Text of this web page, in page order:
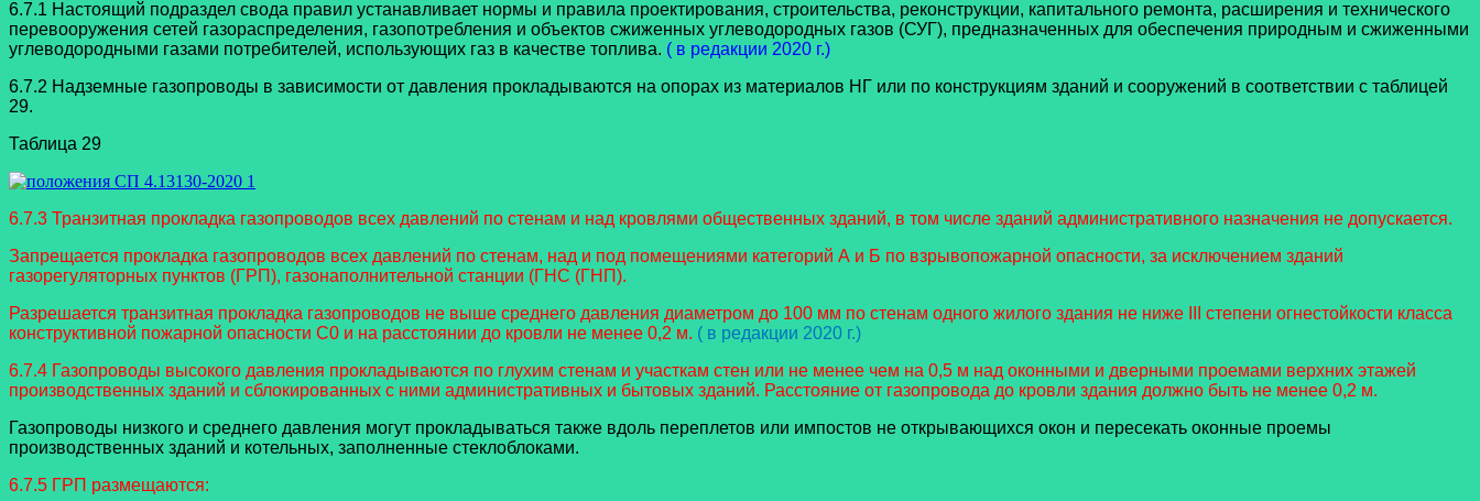
6.7.1 Настоящий подраздел свода правил устанавливает нормы и правила проектирования, строительства, реконструкции, капитального ремонта, расширения и технического
перевооружения сетей газораспределения, газопотребления и объектов сжиженных углеводородных газов (СУГ), предназначенных для обеспечения природным и сжиженными
углеводородными газами потребителей, использующих газ в качестве топлива. ( в редакции 2020 г.)
6.7.2 Надземные газопроводы в зависимости от давления прокладываются на опорах из материалов НГ или по конструкциям зданий и сооружений в соответствии с таблицей
29.
Таблица 29
6.7.3 Транзитная прокладка газопроводов всех давлений по стенам и над кровлями общественных зданий, в том числе зданий административного назначения не допускается.
Запрещается прокладка газопроводов всех давлений по стенам, над и под помещениями категорий А и Б по взрывопожарной опасности, за исключением зданий
газорегуляторных пунктов (ГРП), газонаполнительной станции (ГНС (ГНП).
Разрешается транзитная прокладка газопроводов не выше среднего давления диаметром до 100 мм по стенам одного жилого здания не ниже III степени огнестойкости класса
конструктивной пожарной опасности С0 и на расстоянии до кровли не менее 0,2 м. ( в редакции 2020 г.)
6.7.4 Газопроводы высокого давления прокладываются по глухим стенам и участкам стен или не менее чем на 0,5 м над оконными и дверными проемами верхних этажей
производственных зданий и сблокированных с ними административных и бытовых зданий. Расстояние от газопровода до кровли здания должно быть не менее 0,2 м.
Газопроводы низкого и среднего давления могут прокладываться также вдоль переплетов или импостов не открывающихся окон и пересекать оконные проемы
производственных зданий и котельных, заполненные стеклоблоками.
6.7.5 ГРП размещаются: